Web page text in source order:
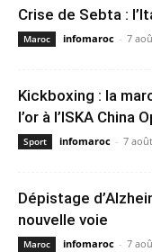
Crise de Sebta :
Maroc infomaroc - 7
Kickboxing : la
l’or à l’ISKA China
Sport infomaroc - 7
Dépistage
nouvelle voie
Maroc infomaroc - 7